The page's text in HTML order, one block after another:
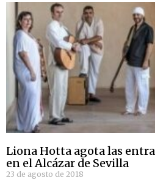
Liona Hotta agota las
en el Alcázar de Sevilla
23 de agosto de 2018